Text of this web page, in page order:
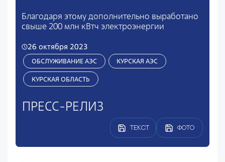
Благодаря этому дополнительно выработано
свыше 200 млн кВтч электроэнергии
26 октября 2023
ОБСЛУЖИВАНИЕ АЭС КУРСКАЯ АЭС
КУРСКАЯ ОБЛАСТЬ
ПРЕСС-РЕЛИЗ
ТЕКСТ ФОТО